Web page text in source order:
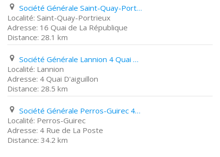
Société Générale Saint-Quay-Portrieux 16 Quai de La République
Saint-Quay-Portrieux
16 Quai de La République
28.1 km
Société Générale Lannion 4 Quai D'aiguillon
Lannion
4 Quai D'aiguillon
28.5 km
Société Générale Perros-Guirec 4 Rue de La Poste
Perros-Guirec
4 Rue de La Poste
34.2 km